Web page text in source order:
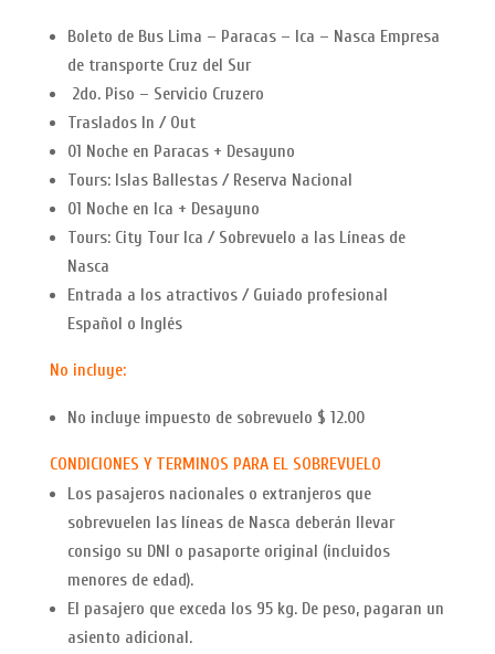
Boleto de Bus Lima – Paracas – Ica – Nasca Empresa
de transporte Cruz del Sur
2do. Piso – Servicio Cruzero
Traslados In / Out
01 Noche en Paracas + Desayuno
Tours: Islas Ballestas / Reserva Nacional
01 Noche en Ica + Desayuno
Tours: City Tour Ica / Sobrevuelo a las Líneas de
Nasca
Entrada a los atractivos / Guiado profesional
Español o Inglés
No incluye:
No incluye impuesto de sobrevuelo $ 12.00
CONDICIONES Y TERMINOS PARA EL SOBREVUELO
Los pasajeros nacionales o extranjeros que
sobrevuelen las líneas de Nasca deberán llevar
consigo su DNI o pasaporte original (incluidos
menores de edad).
El pasajero que exceda los 95 kg. De peso, pagaran un
asiento adicional.